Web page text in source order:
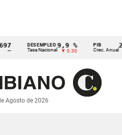
DESEMPLEO
Tasa Nacional
9,9 %
▼ 0.30
PIB
Crec. Anual
2,8 %
▲ 0.10
Agosto de 2026